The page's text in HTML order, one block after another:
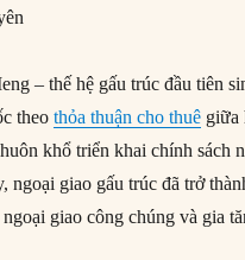
– thế hệ gấu trúc đầu tiên
theothỏa thuận cho thuê giữa
khổ triển khai chính sách
ngoại giao gấu trúc đã trở
giao công chúng và gia
giao gấu trúc” của Trung